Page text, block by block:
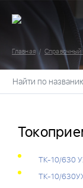
Главная Справочный
Найти по
ТК-10/630
ТК-10/